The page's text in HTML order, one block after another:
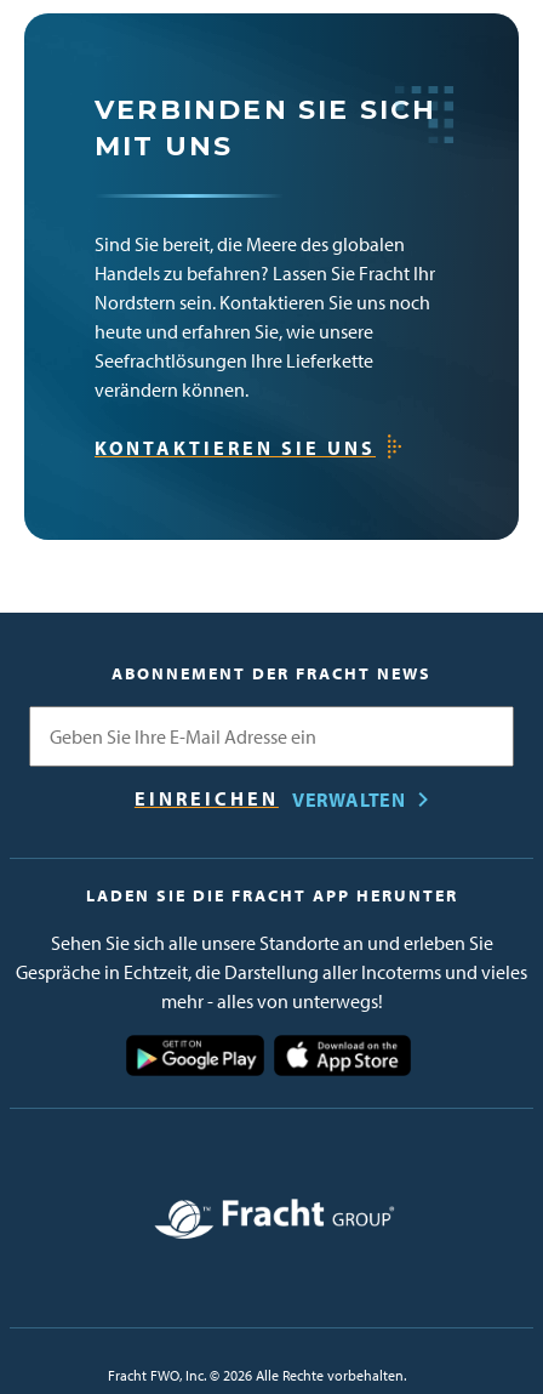
VERBINDEN SIE SICH
MIT UNS
Sind Sie bereit, die Meere des globalen
Handels zu befahren? Lassen Sie Fracht Ihr
Nordstern sein. Kontaktieren Sie uns noch
heute und erfahren Sie, wie unsere
Seefrachtlösungen Ihre Lieferkette
verändern können.
KONTAKTIEREN SIE UNS
ABONNEMENT DER FRACHT NEWS
VERWALTEN
LADEN SIE DIE FRACHT APP HERUNTER
Sehen Sie sich alle unsere Standorte an und erleben Sie
Gespräche in Echtzeit, die Darstellung aller Incoterms und vieles
mehr - alles von unterwegs!
Bild
Bild
Fracht FWO, Inc. © 2026 Alle Rechte vorbehalten.